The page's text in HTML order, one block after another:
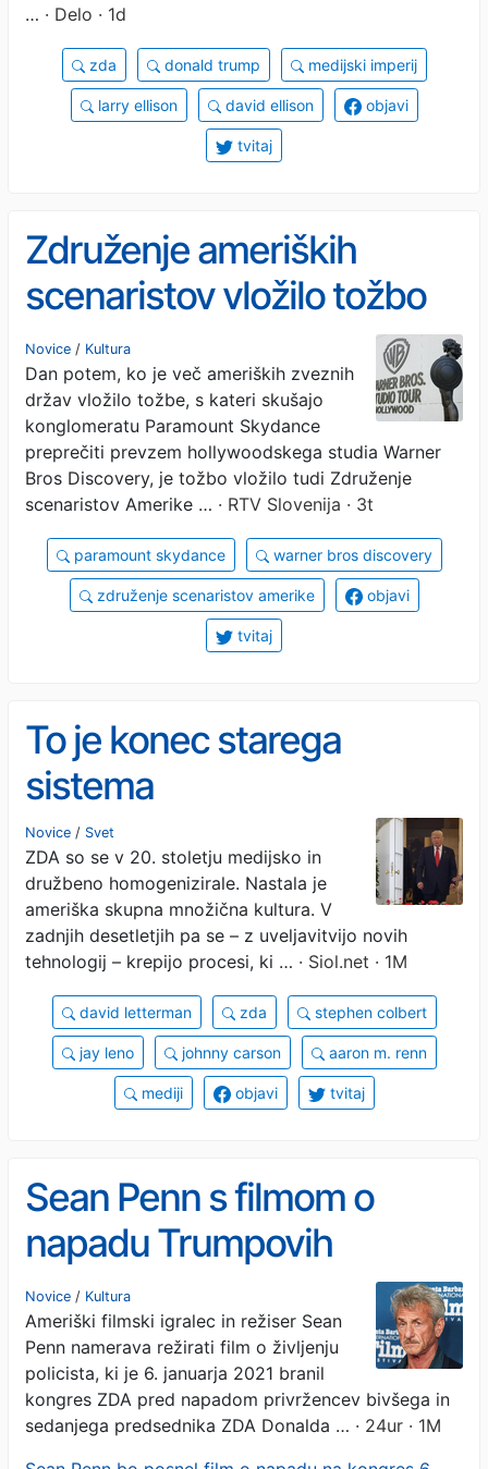
… · Delo · 1d
zda donald trump medijski imperij
larry ellison david ellison objavi
tvitaj
Združenje ameriških
scenaristov vložilo tožbo
proti Paramountovemu
prevzemu studia Warner
Bros
Novice / Kultura
Dan potem, ko je več ameriških zveznih
držav vložilo tožbe, s kateri skušajo
konglomeratu Paramount Skydance
preprečiti prevzem hollywoodskega studia Warner
Bros Discovery, je tožbo vložilo tudi Združenje
scenaristov Amerike … · RTV Slovenija · 3t
paramount skydance warner bros discovery
združenje scenaristov amerike objavi
tvitaj
To je konec starega
sistema
Novice / Svet
ZDA so se v 20. stoletju medijsko in
družbeno homogenizirale. Nastala je
ameriška skupna množična kultura. V
zadnjih desetletjih pa se – z uveljavitvijo novih
tehnologij – krepijo procesi, ki … · Siol.net · 1M
david letterman zda stephen colbert
jay leno johnny carson aaron m. renn
mediji objavi tvitaj
Sean Penn s filmom o
napadu Trumpovih
privržencev na ameriški
kongres
Novice / Kultura
Ameriški filmski igralec in režiser Sean
Penn namerava režirati film o življenju
policista, ki je 6. januarja 2021 branil
kongres ZDA pred napadom privržencev bivšega in
sedanjega predsednika ZDA Donalda … · 24ur · 1M